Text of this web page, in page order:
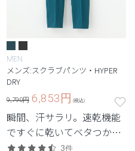
MEN
メンズ:スクラブパンツ・HYPER
DRY
9,790円 6,853円 (税込)
瞬間、汗サラリ。速乾機能
ですぐに乾いてベタつかな
いスクラブ。3件